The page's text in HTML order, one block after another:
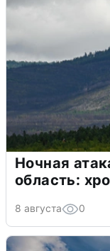
Ночная
область:
8 августа 0